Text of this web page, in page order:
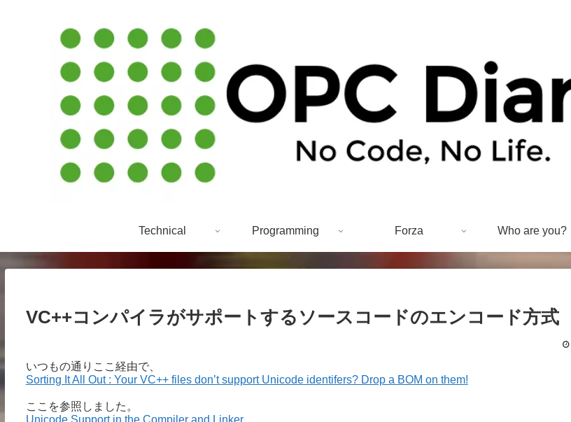
Technical Programming Forza Who are you?
VC++コンパイラがサポートするソースコードのエンコード方式
いつもの通りここ経由で、
Sorting It All Out : Your VC++ files don’t support Unicode identifers? Drop a BOM on them!
ここを参照しました。